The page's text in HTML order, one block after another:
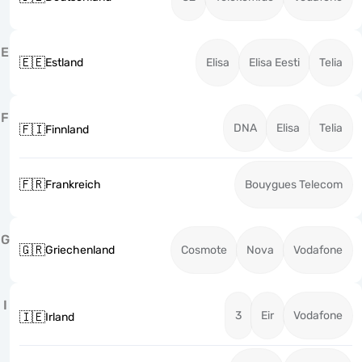
E
🇪🇪Estland Elisa Elisa Eesti Telia
F
🇫🇮Finnland DNA Elisa Telia
🇫🇷Frankreich Bouygues Telecom
G
🇬🇷Griechenland Cosmote Nova Vodafone
I
🇮🇪Irland 3 Eir Vodafone